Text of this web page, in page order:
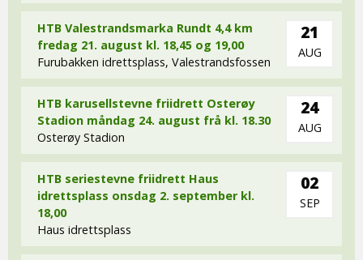
HTB Valestrandsmarka Rundt 4,4 km
fredag 21. august kl. 18,45 og 19,00
Furubakken idrettsplass, Valestrandsfossen
21
AUG
HTB karusellstevne friidrett Osterøy
Stadion måndag 24. august frå kl. 18.30
Osterøy Stadion
24
AUG
HTB seriestevne friidrett Haus
idrettsplass onsdag 2. september kl.
18,00
Haus idrettsplass
02
SEP